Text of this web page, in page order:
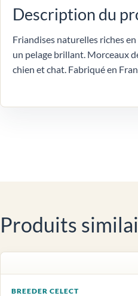
Description du
Friandises naturelles riches
un pelage brillant. Morceaux
chien et chat. Fabriqué en
Produits
BREEDER CELECT